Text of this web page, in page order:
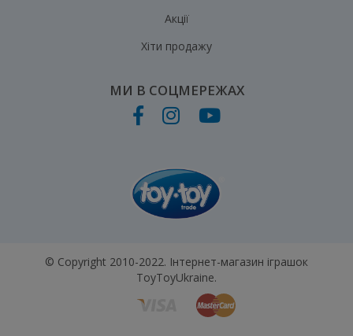
Акції
Хіти продажу
МИ В СОЦМЕРЕЖАХ
© Copyright 2010-2022. Інтернет-магазин іграшок
ToyToyUkraine.